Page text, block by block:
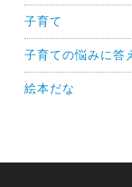
子育て
子育ての悩みに答
絵本だな